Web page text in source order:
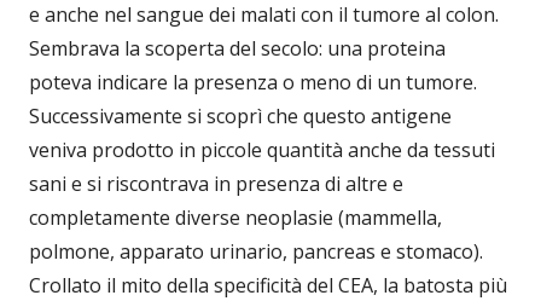
e anche nel sangue dei malati con il tumore al colon.
Sembrava la scoperta del secolo: una proteina
poteva indicare la presenza o meno di un tumore.
Successivamente si scoprì che questo antigene
veniva prodotto in piccole quantità anche da tessuti
sani e si riscontrava in presenza di altre e
completamente diverse neoplasie (mammella,
polmone, apparato urinario, pancreas e stomaco).
Crollato il mito della specificità del CEA, la batosta più